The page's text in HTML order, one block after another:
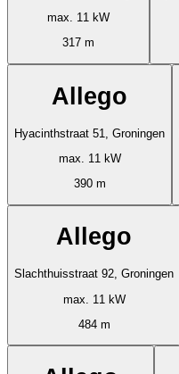
max. 11 kW
317 m
Allego
Hyacinthstraat 51, Groningen
max. 11 kW
390 m
Allego
Slachthuisstraat 92, Groningen
max. 11 kW
484 m